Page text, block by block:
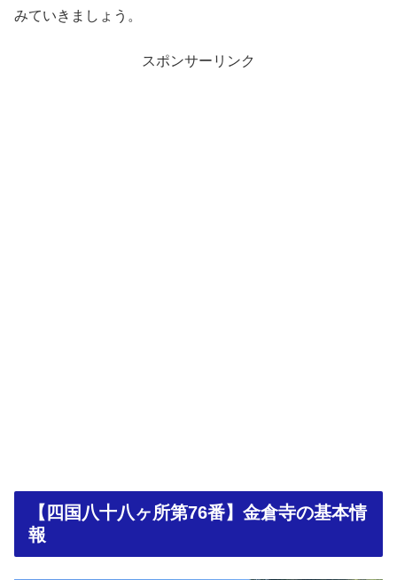
みていきましょう。
スポンサーリンク
【四国八十八ヶ所第76番】金倉寺の基本情
報